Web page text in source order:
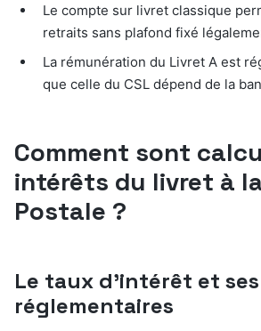
Le compte sur livret classique
retraits sans plafond fixé
La rémunération du Livret A est
que celle du CSL dépend de la
Comment sont
intérêts du livret à
Postale ?
Le taux d’intérêt et
réglementaires